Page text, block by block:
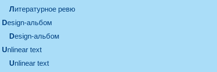
литературное ревю
design-альбом
design-альбом
unlinear text
Unlinear text